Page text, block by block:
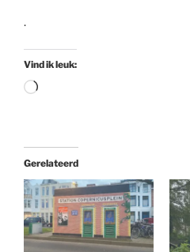
.
Vind ik leuk:
Aan
Gerelateerd